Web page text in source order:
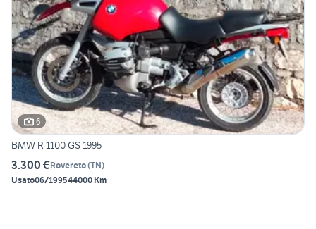
6
BMW R 1100 GS 1995
3.300 €Rovereto(TN)
Usato06/199544000 Km